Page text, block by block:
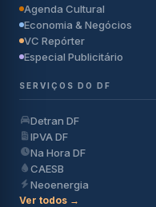
Agenda Cultural
Economia & Negócios
VC Repórter
Especial Publicitário
SERVIÇOS DO DF
Detran DF
IPVA DF
Na Hora DF
CAESB
Neoenergia
Ver todos →